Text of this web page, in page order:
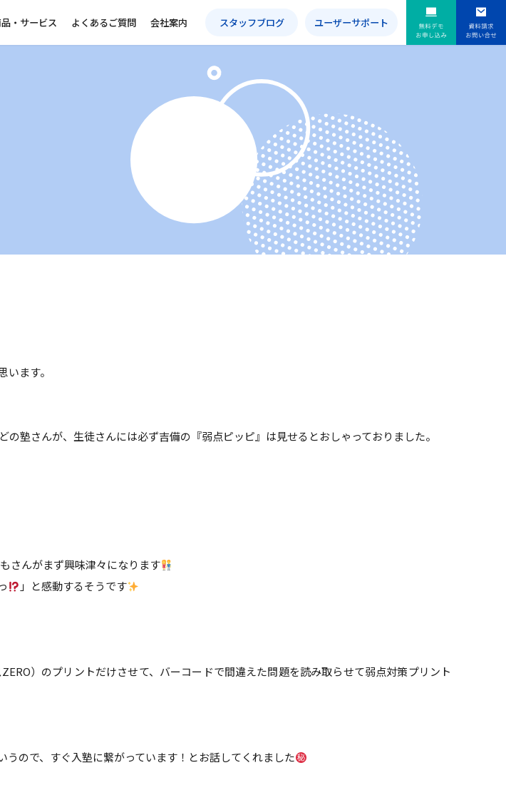
・サービス よくあるご質問 会社案内 スタッフブログ ユーザーサポート
ます。
塾さんが、生徒さんには必ず吉備の『弱点ピッピ』は見せるとおしゃっておりました。
さんがまず興味津々になります
」と感動するそうです
）のプリントだけさせて、バーコードで間違えた問題を読み取らせて弱点対策プリント
うので、すぐ入塾に繋がっています！とお話してくれました